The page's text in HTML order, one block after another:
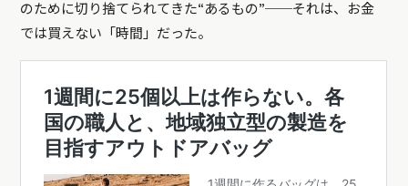
のために切り捨てられてきた“あるもの”──それは、お金
では買えない「時間」だった。